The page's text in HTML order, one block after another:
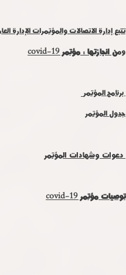
تتبع إدارة الاتصالات والمؤتمرات الإدارة
ومن انجازتها : مؤتمر covid-19
برنامج المؤتمر
جدول المؤتمر
دعوات وشهادات المؤتمر
توصيات مؤتمر covid-19